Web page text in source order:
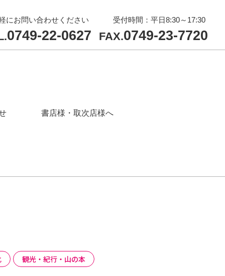
にお問い合わせください
0749-22-0627
受付時間：平日8:30～17:30
FAX.0749-23-7720
書店様・取次店様へ
観光・紀行・山の本